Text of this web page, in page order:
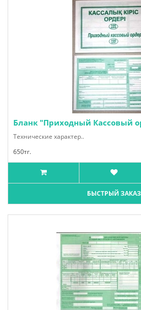
Бланк "Приходный Кассовый
Технические характер..
650тг.
БЫСТРЫЙ ЗАКАЗ